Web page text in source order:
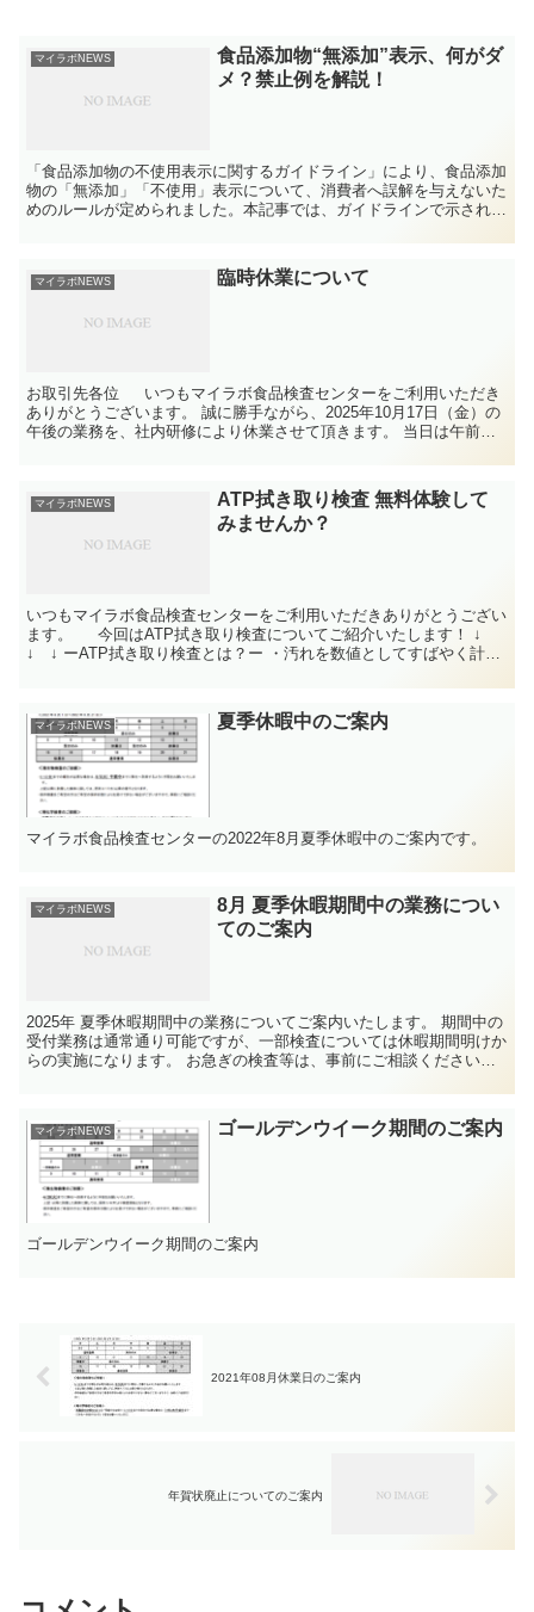
マイラボNEWS
食品添加物“無添加”表示、何がダ
メ？禁止例を解説！
「食品添加物の不使用表示に関するガイドライン」により、食品添加
物の「無添加」「不使用」表示について、消費者へ誤解を与えないた
めのルールが定められました。本記事では、ガイドラインで示されて
マイラボNEWS 臨時休業について
お取引先各位 いつもマイラボ食品検査センターをご利用いただき
ありがとうございます。 誠に勝手ながら、2025年10月17日（金）の
午後の業務を、社内研修により休業させて頂きます。 当日は午前中
マイラボNEWS
ATP拭き取り検査 無料体験して
みませんか？
いつもマイラボ食品検査センターをご利用いただきありがとうござい
ます。 今回はATP拭き取り検査についてご紹介いたします！ ↓
↓ ↓ ーATP拭き取り検査とは？ー ・汚れを数値としてすばやく計測
ATP拭き取り検査を、衛生管理の一部に取り入れてみませんか？ 無
料体験も実施しておりますので、この機会にぜひお試しください！
さらに弊社では、ATP拭き取り検査だけでは分からない、実際の
菌数や食中毒菌の有無まで検査できます。 ぜひご活用ください！
マイラボNEWS 夏季休暇中のご案内
マイラボ食品検査センターの2022年8月夏季休暇中のご案内です。
マイラボNEWS
8月 夏季休暇期間中の業務につい
てのご案内
2025年 夏季休暇期間中の業務についてご案内いたします。 期間中の
受付業務は通常通り可能ですが、一部検査については休暇期間明けか
らの実施になります。 お急ぎの検査等は、事前にご相談ください。
マイラボNEWS ゴールデンウイーク期間のご案内
ゴールデンウイーク期間のご案内
2021年08月休業日のご案内
年賀状廃止についてのご案内